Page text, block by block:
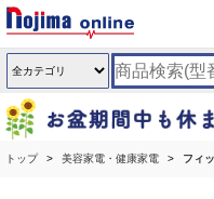
トップ 美容家電・健康家電 フィ